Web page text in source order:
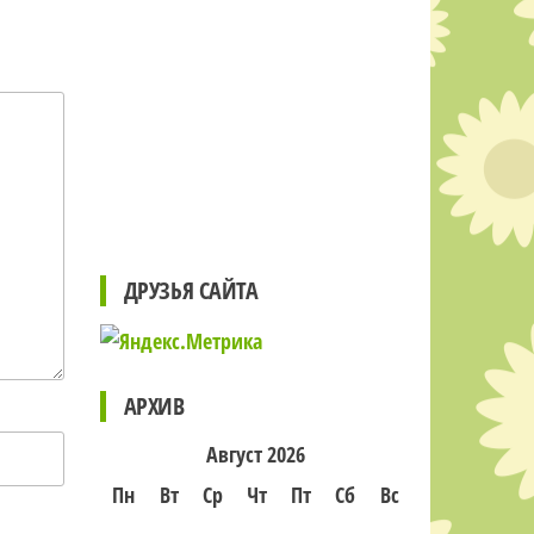
ДРУЗЬЯ САЙТА
АРХИВ
Август 2026
Пн
Вт Ср Чт Пт Сб
Вс